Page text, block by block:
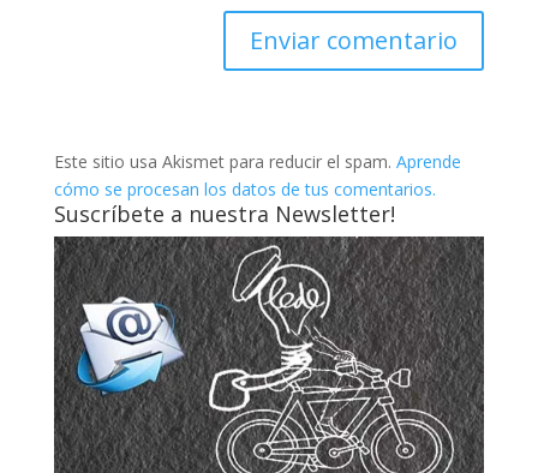
Este sitio usa Akismet para reducir el spam. Aprende
cómo se procesan los datos de tus comentarios.
Suscríbete a nuestra Newsletter!